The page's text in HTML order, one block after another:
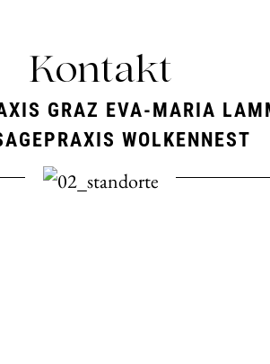
Kontakt
GRAZ EVA-MARIA
WOLKENNEST